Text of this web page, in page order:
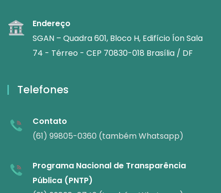
Endereço
SGAN – Quadra 601, Bloco H, Edifício Íon Sala
74 - Térreo - CEP 70830-018 Brasília / DF
Telefones
Contato
(61) 99805-0360 (também Whatsapp)
Programa Nacional de Transparência
Pública (PNTP)